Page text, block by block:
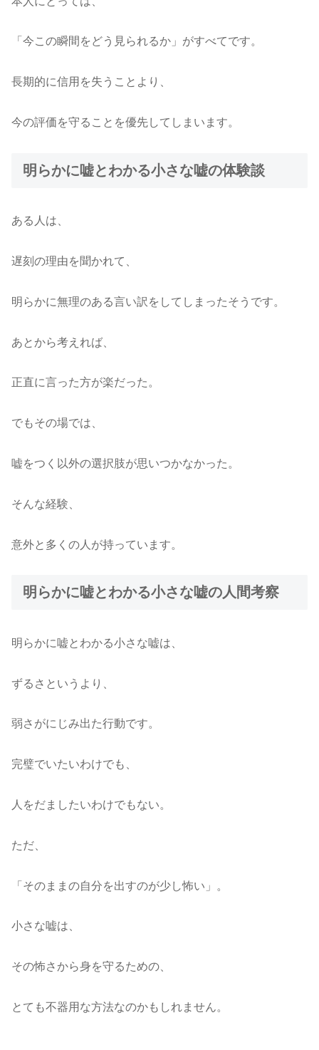
「今この瞬間をどう見られるか」がすべてです。
長期的に信用を失うことより、
今の評価を守ることを優先してしまいます。
明らかに嘘とわかる小さな嘘の体験談
ある人は、
遅刻の理由を聞かれて、
明らかに無理のある言い訳をしてしまったそうです。
あとから考えれば、
正直に言った方が楽だった。
でもその場では、
嘘をつく以外の選択肢が思いつかなかった。
そんな経験、
意外と多くの人が持っています。
明らかに嘘とわかる小さな嘘の人間考察
明らかに嘘とわかる小さな嘘は、
ずるさというより、
弱さがにじみ出た行動です。
完璧でいたいわけでも、
人をだましたいわけでもない。
ただ、
「そのままの自分を出すのが少し怖い」。
小さな嘘は、
その怖さから身を守るための、
とても不器用な方法なのかもしれません。